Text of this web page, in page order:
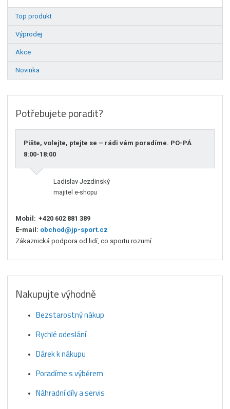
Top produkt
Výprodej
Akce
Novinka
Potřebujete poradit?
Pište, volejte, ptejte se – rádi vám poradíme. PO-PÁ
8:00-18:00
Ladislav Jezdinský
majitel e-shopu
Mobil: +420 602 881 389
E-mail: obchod@jp-sport.cz
Zákaznická podpora od lidí, co sportu rozumí.
Nakupujte výhodně
Bezstarostný nákup
Rychlé odeslání
Dárek k nákupu
Poradíme s výběrem
Náhradní díly a servis